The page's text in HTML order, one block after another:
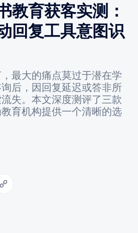
教育获客实测：
回复工具意图识
最大的痛点莫过于潜在学
后，因回复延迟或答非所
失。本文深度测评了三款
育机构提供一个清晰的选